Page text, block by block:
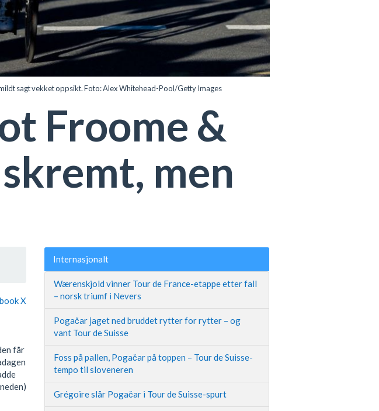
sagt vekket oppsikt. Foto: Alex Whitehead-Pool/Getty Images
Froome &
men
X
får
Internasjonalt
Wærenskjold vinner Tour de France-etappe etter fall
– norsk triumf i Nevers
Pogačar jaget ned bruddet rytter for rytter – og
vant Tour de Suisse
Foss på pallen, Pogačar på toppen – Tour de Suisse-
tempo til sloveneren
Grégoire slår Pogačar i Tour de Suisse-spurt